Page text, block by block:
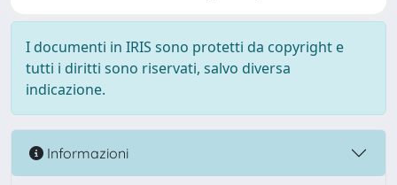
I documenti in IRIS sono protetti da copyright e
tutti i diritti sono riservati, salvo diversa
indicazione.
Informazioni